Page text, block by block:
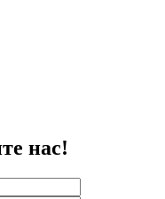
нас!